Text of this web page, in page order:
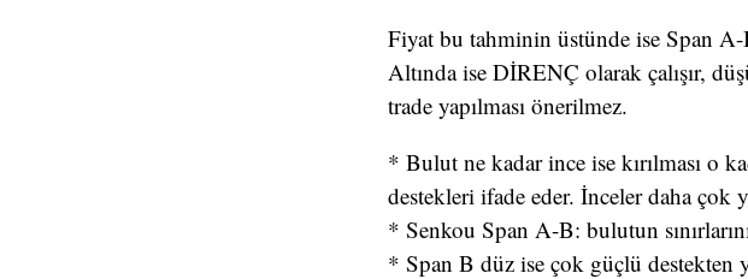
Fiyat bu tahminin üstünde ise Span
Altında ise DİRENÇ olarak çalışır,
trade yapılması önerilmez.
* Bulut ne kadar ince ise kırılması o
destekleri ifade eder. İnceler daha çok
* Senkou Span A-B: bulutun
* Span B düz ise çok güçlü